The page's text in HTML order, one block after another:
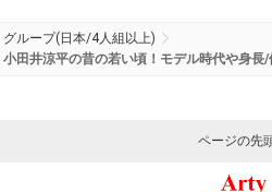
グループ(日本/4人組以上)
小田井涼平の昔の若い頃！モデル時代や身長/
ページの先